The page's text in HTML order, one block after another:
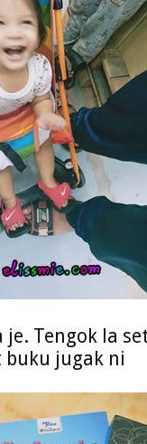
Tengok la
buku jugak ni